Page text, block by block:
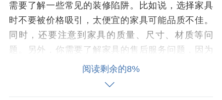
需要了解一些常见的装修陷阱。比如说，选择家具
时不要被价格吸引，太便宜的家具可能品质不佳。
同时，还要注意到家具的质量、尺寸、材质等问
题。另外，你需要了解家具的售后服务问题，因为
不好的售后服务可能会给你带来不必要的麻烦。另
外，需要注意的是，在装修时选择家具，因为选择
不当的家具可能会耗费不少的财力。最后，确认选
阅读剩余的8%